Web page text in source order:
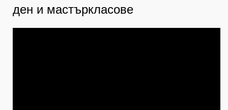
ден и мастъркласове